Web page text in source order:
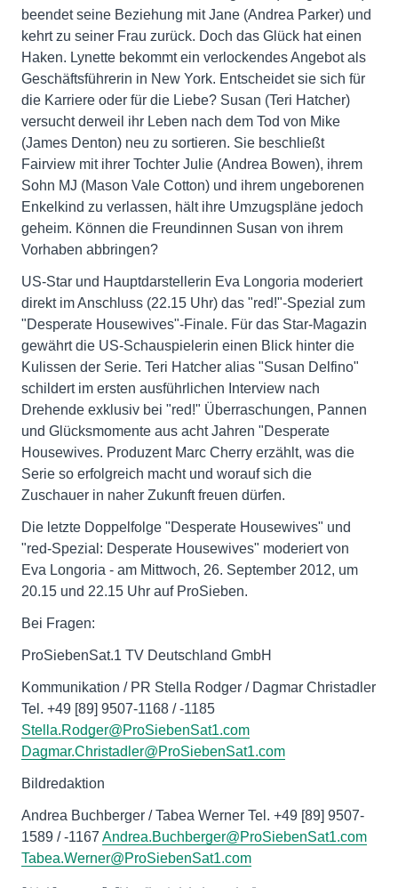
beendet seine Beziehung mit Jane (Andrea Parker) und
kehrt zu seiner Frau zurück. Doch das Glück hat einen
Haken. Lynette bekommt ein verlockendes Angebot als
Geschäftsführerin in New York. Entscheidet sie sich für
die Karriere oder für die Liebe? Susan (Teri Hatcher)
versucht derweil ihr Leben nach dem Tod von Mike
(James Denton) neu zu sortieren. Sie beschließt
Fairview mit ihrer Tochter Julie (Andrea Bowen), ihrem
Sohn MJ (Mason Vale Cotton) und ihrem ungeborenen
Enkelkind zu verlassen, hält ihre Umzugspläne jedoch
geheim. Können die Freundinnen Susan von ihrem
Vorhaben abbringen?
US-Star und Hauptdarstellerin Eva Longoria moderiert
direkt im Anschluss (22.15 Uhr) das "red!"-Spezial zum
"Desperate Housewives"-Finale. Für das Star-Magazin
gewährt die US-Schauspielerin einen Blick hinter die
Kulissen der Serie. Teri Hatcher alias "Susan Delfino"
schildert im ersten ausführlichen Interview nach
Drehende exklusiv bei "red!" Überraschungen, Pannen
und Glücksmomente aus acht Jahren "Desperate
Housewives. Produzent Marc Cherry erzählt, was die
Serie so erfolgreich macht und worauf sich die
Zuschauer in naher Zukunft freuen dürfen.
Die letzte Doppelfolge "Desperate Housewives" und
"red-Spezial: Desperate Housewives" moderiert von
Eva Longoria - am Mittwoch, 26. September 2012, um
20.15 und 22.15 Uhr auf ProSieben.
Bei Fragen:
ProSiebenSat.1 TV Deutschland GmbH
Kommunikation / PR Stella Rodger / Dagmar Christadler
Tel. +49 [89] 9507-1168 / -1185
Stella.Rodger@ProSiebenSat1.com
Dagmar.Christadler@ProSiebenSat1.com
Bildredaktion
Andrea Buchberger / Tabea Werner Tel. +49 [89] 9507-
1589 / -1167 Andrea.Buchberger@ProSiebenSat1.com
Tabea.Werner@ProSiebenSat1.com